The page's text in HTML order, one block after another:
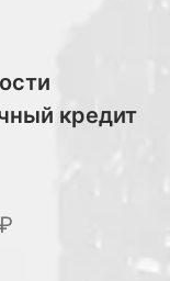
кредит